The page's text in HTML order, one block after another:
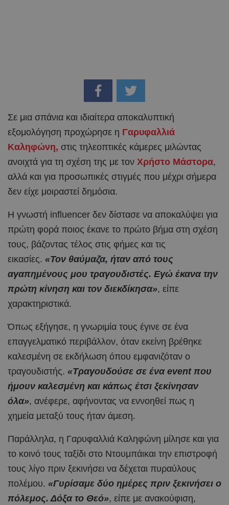
Σε μια σπάνια και ιδιαίτερα αποκαλυπτική
εξομολόγηση προχώρησε η Γαρυφαλλιά
Καληφώνη, στις τηλεοπτικές κάμερες μιλώντας
ανοιχτά για τη σχέση της με τον Χρήστο Μάστορα,
αλλά και για προσωπικές στιγμές που μέχρι σήμερα
δεν είχε μοιραστεί δημόσια.
Η γνωστή influencer δεν δίστασε να αποκαλύψει για
πρώτη φορά ποιος έκανε το πρώτο βήμα στη σχέση
τους, βάζοντας τέλος στις φήμες και τις
εικασίες. «Τον θαύμαζα, ήταν από τους
αγαπημένους μου τραγουδιστές. Εγώ έκανα την
πρώτη κίνηση και τον διεκδίκησα», είπε
χαρακτηριστικά.
Όπως εξήγησε, η γνωριμία τους έγινε σε ένα
επαγγελματικό περιβάλλον, όταν εκείνη βρέθηκε
καλεσμένη σε εκδήλωση όπου εμφανιζόταν ο
τραγουδιστής. «Τραγουδούσε σε ένα event που
ήμουν καλεσμένη και κάπως έτσι ξεκίνησαν
όλα», ανέφερε, αφήνοντας να εννοηθεί πως η
χημεία μεταξύ τους ήταν άμεση.
Παράλληλα, η Γαρυφαλλιά Καληφώνη μίλησε και για
το κοινό τους ταξίδι στο Ντουμπάικαι την επιστροφή
τους λίγο πριν ξεκινήσει να δέχεται πυραύλους
πολέμου. «Γυρίσαμε δύο ημέρες πριν ξεκινήσει ο
πόλεμος. Δόξα το Θεό», είπε με ανακούφιση,